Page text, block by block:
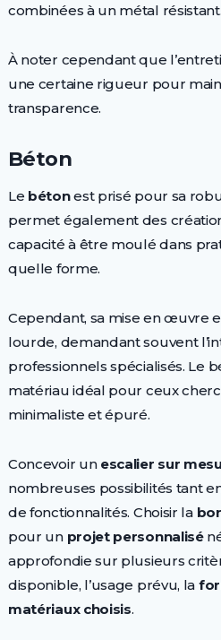
combinées à un métal résistant.
À noter cependant que
une certaine rigueur pour
transparence.
Béton
Le bétonest prisé pour sa
permet également des
capacité à être moulé dans
quelle forme.
Cependant, sa mise en œuvre
lourde, demandant souvent
professionnels spécialisés. Le
matériau idéal pour ceux
minimaliste et épuré.
Concevoir un escalier sur
nombreuses possibilités tant
de fonctionnalités. Choisir la
pour un projet personnalisé
approfondie sur plusieurs
disponible, l’usage prévu, la
matériaux choisis.